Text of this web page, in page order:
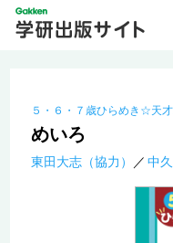
５・６・７歳ひらめき☆
めいろ
東田大志（協力） 中